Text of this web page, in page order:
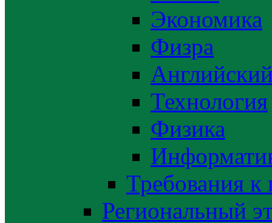
Экономика
Физра
Технология
Физика
Требования
Региональный